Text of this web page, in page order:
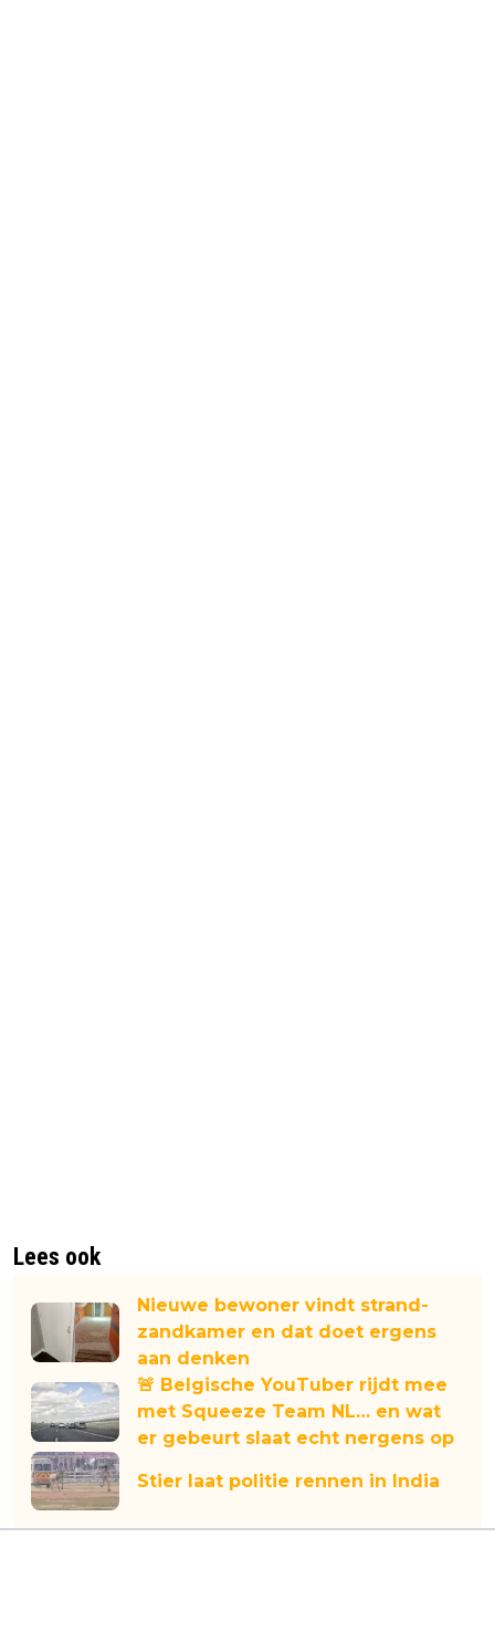
Lees ook
Nieuwe bewoner vindt strand-
zandkamer en dat doet ergens
aan denken
🚨 Belgische YouTuber rijdt mee
met Squeeze Team NL… en wat
er gebeurt slaat echt nergens op
Stier laat politie rennen in India